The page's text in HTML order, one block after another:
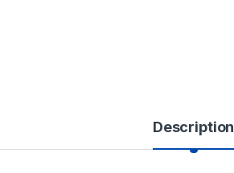
Description